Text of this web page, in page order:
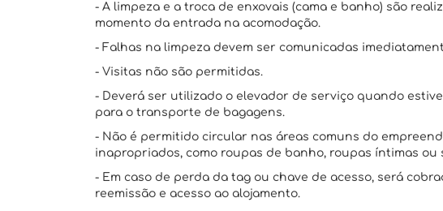
- A limpeza e a troca de enxovais (cama e banho) são
momento da entrada na acomodação.
- Falhas na limpeza devem ser comunicadas
- Visitas não são permitidas.
- Deverá ser utilizado o elevador de serviço quando
para o transporte de bagagens.
- Não é permitido circular nas áreas comuns do
inapropriados, como roupas de banho, roupas íntimas ou
- Em caso de perda da tag ou chave de acesso, será
reemissão e acesso ao alojamento.